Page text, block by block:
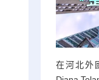
在河北外